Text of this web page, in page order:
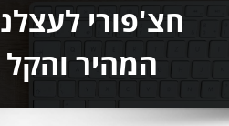
חצ'פורי
המהיר